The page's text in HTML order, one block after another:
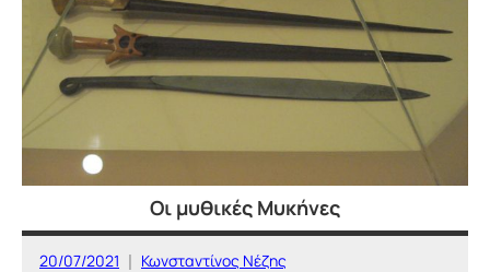
Οι μυθικές Μυκήνες
20/07/2021 Κωνσταντίνος Νέζης